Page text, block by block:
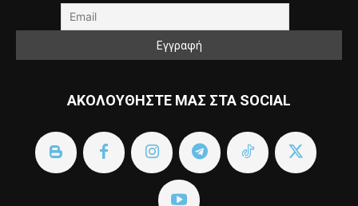
ΑΚΟΛΟΥΘΗΣΤΕ ΜΑΣ ΣΤΑ SOCIAL